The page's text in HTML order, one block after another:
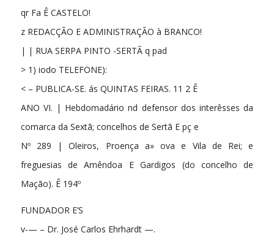
qr Fa Ê CASTELO!
z REDACÇÃO E ADMINISTRAÇÃO à BRANCO!
| | RUA SERPA PINTO -SERTÃ q pad
> 1) iodo TELEFONE):
< – PUBLICA-SE. ás QUINTAS FEIRAS. 11 2 Ê
ANO VI. | Hebdomadário nd defensor dos interêsses da
comarca da Sextã; concelhos de Sertã E pç e
Nº 289 | Oleiros, Proença a» ova e Vila de Rei; e
freguesias de Amêndoa E Gardigos (do concelho de
Mação). Ê 194º
FUNDADOR E’S
v-— – Dr. José Carlos Ehrhardt —.